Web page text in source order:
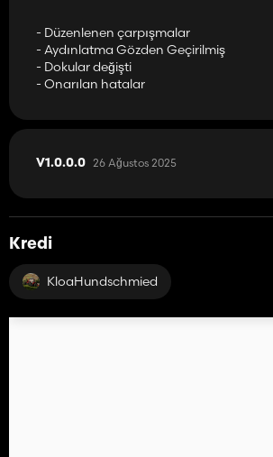
- Düzenlenen çarpışmalar
- Aydınlatma Gözden Geçirilmiş
- Dokular değişti
- Onarılan hatalar
V1.0.0.0 26 Ağustos 2025
Kredi
KloaHundschmied